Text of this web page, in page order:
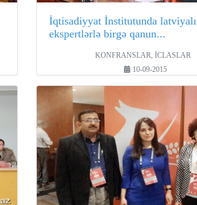
İqtisadiyyat İnstitutunda latviyalı
ekspertlərlə birgə qanun...
KONFRANSLAR, İCLASLAR
10-09-2015